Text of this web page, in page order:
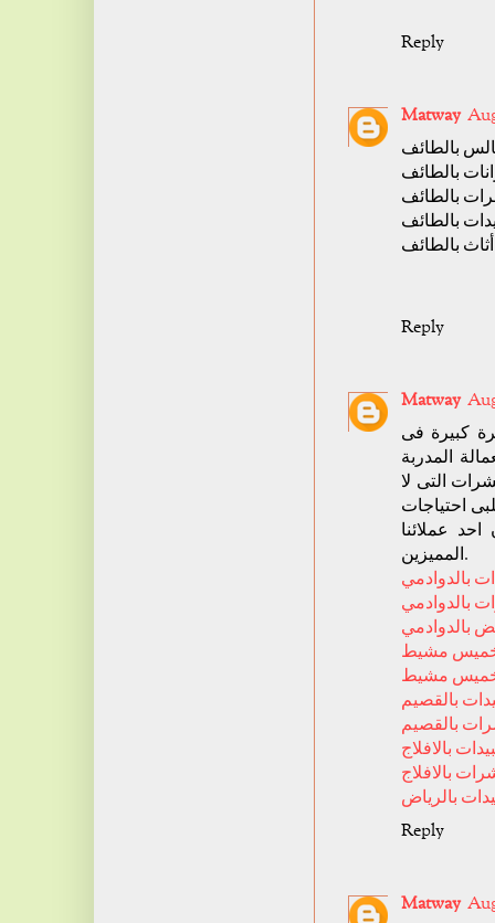
Reply
Matway
بالطائف
بالطائف
بالطائف
بالطائف
بالطائف
Reply
Matway
كبيرة فى
المدربة
التى لا
احتياجات
عملائنا
المميزين.
بالدوادمي
بالدوادمي
بالدوادمي
مشيط
مشيط
بالقصيم
بالقصيم
بالافلاج
بالافلاج
بالرياض
Reply
Matway